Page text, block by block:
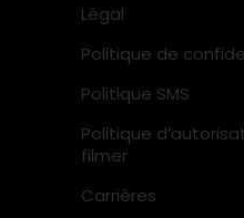
aux tirages, les
sur n'importe quelle
neuf (9) prix à gagner
Légal
Politique de
Politique SMS
Politique
filmer
Carrières